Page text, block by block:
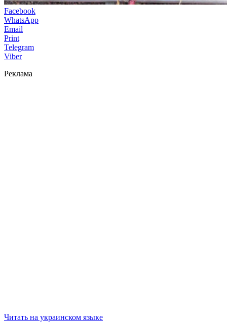
Facebook
WhatsApp
Email
Print
Telegram
Viber
Реклама
Читать на украинском языке